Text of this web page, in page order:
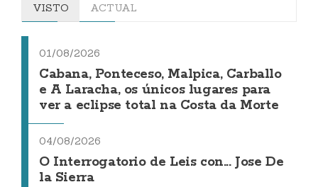
VISTO ACTUAL
01/08/2026
Cabana, Ponteceso, Malpica, Carballo
e A Laracha, os únicos lugares para
ver a eclipse total na Costa da Morte
04/08/2026
O Interrogatorio de Leis con... Jose De
la Sierra